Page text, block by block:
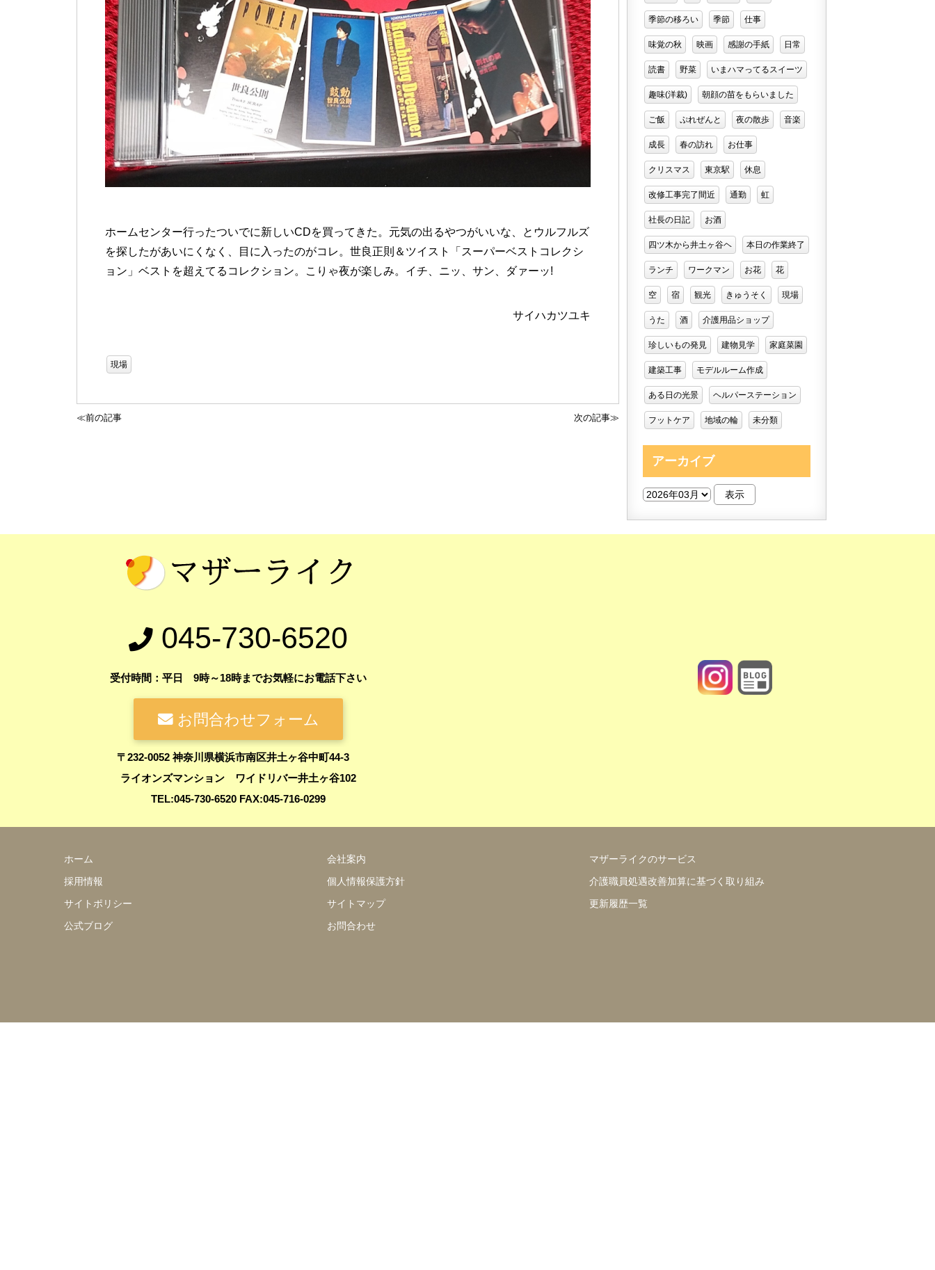
ホームセンター行ったついでに新しいCDを買ってきた。元気の出るやつがいいな、とウルフルズ
を探したがあいにくなく、目に入ったのがコレ。世良正則＆ツイスト「スーパーベストコレクシ
ョン」ベストを超えてるコレクション。こりゃ夜が楽しみ。イチ、ニッ、サン、ダァーッ!
サイハカツユキ
現場
≪前の記事 次の記事≫
季節の移ろい 季節 仕事
味覚の秋 映画 感謝の手紙 日常
読書 野菜 いまハマってるスイーツ
趣味(洋裁) 朝顔の苗をもらいました
ご飯 ぷれぜんと 夜の散歩 音楽
成長 春の訪れ お仕事
クリスマス 東京駅 休息
改修工事完了間近 通勤 虹
社長の日記 お酒
四ツ木から井土ヶ谷ヘ 本日の作業終了
ランチ ワークマン お花 花
空 宿 観光 きゅうそく 現場
うた 酒 介護用品ショップ
珍しいもの発見 建物見学 家庭菜園
建築工事 モデルルーム作成
ある日の光景 ヘルパーステーション
フットケア 地域の輪 未分類
アーカイブ
045-730-6520
受付時間：平日 9時～18時までお気軽にお電話下さい
お問合わせフォーム
〒232-0052 神奈川県横浜市南区井土ヶ谷中町44-3
ライオンズマンション ワイドリバー井土ヶ谷102
TEL:045-730-6520 FAX:045-716-0299
ホーム 会社案内
マザーライクのサービス
採用情報
個人情報保護方針
介護職員処遇改善加算に基づく取り組み
サイトポリシー
サイトマップ
更新履歴一覧
公式ブログ
お問合わせ